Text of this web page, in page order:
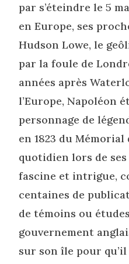
par s’éteindre le 5
en Europe, ses
Hudson Lowe, le
par la foule de
années après
l’Europe, Napoléon
personnage de
en 1823 du
quotidien lors de
fascine et intrigue,
centaines de
de témoins ou
gouvernement
sur son île pour